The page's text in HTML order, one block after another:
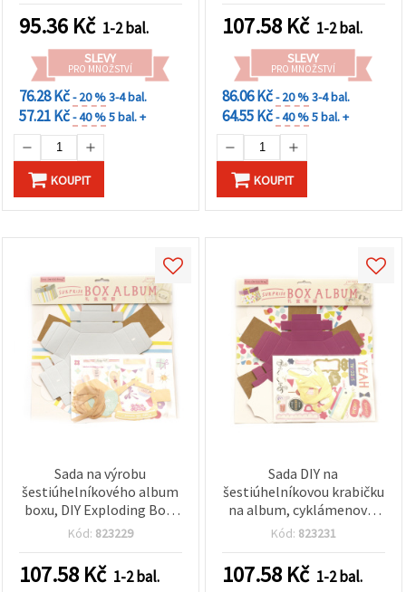
95.36 Kč 1-2 bal.
SLEVY
PRO MNOŽSTVÍ
76.28 Kč- 20 %3-4 bal.
57.21 Kč- 40 %5 bal. +
KOUPIT
scrapbooking, kreativní
tvoření a alba vzpomínek
107.58 Kč 1-2 bal.
SLEVY
PRO MNOŽSTVÍ
86.06 Kč- 20 %3-4 bal.
64.55 Kč- 40 %5 bal. +
KOUPIT
Sada na výrobu
šestiúhelníkového album
boxu, DIY Exploding Box,
šedá, 32 × 29,5 cm –
dárková a vzpomínková
alba
Kód: 823229
107.58 Kč 1-2 bal.
Sada DIY na
šestiúhelníkovou krabičku
na album, cyklámenová,
32 × 29,5 cm – ideální na
tvoření, pamětní alba a
výrobu dárků
Kód: 823231
107.58 Kč 1-2 bal.